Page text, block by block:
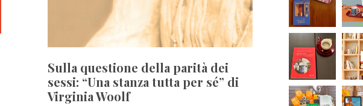
Sulla questione della parità dei
sessi: “Una stanza tutta per sé” di
Virginia Woolf